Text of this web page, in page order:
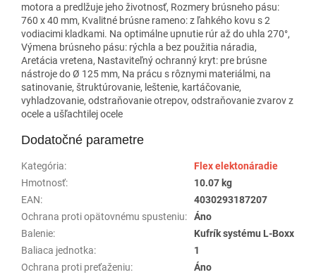
motora a predlžuje jeho životnosť, Rozmery brúsneho pásu:
760 x 40 mm, Kvalitné brúsne rameno: z ľahkého kovu s 2
vodiacimi kladkami. Na optimálne upnutie rúr až do uhla 270°,
Výmena brúsneho pásu: rýchla a bez použitia náradia,
Aretácia vretena, Nastaviteľný ochranný kryt: pre brúsne
nástroje do Ø 125 mm, Na prácu s rôznymi materiálmi, na
satinovanie, štruktúrovanie, leštenie, kartáčovanie,
vyhladzovanie, odstraňovanie otrepov, odstraňovanie zvarov z
ocele a ušľachtilej ocele
Dodatočné parametre
Kategória:
Flex elektonáradie
Hmotnosť:
10.07 kg
EAN:
4030293187207
Ochrana proti opätovnému spusteniu:
Áno
Balenie:
Kufrík systému L-Boxx
Baliaca jednotka:
1
Ochrana proti preťaženiu:
Áno